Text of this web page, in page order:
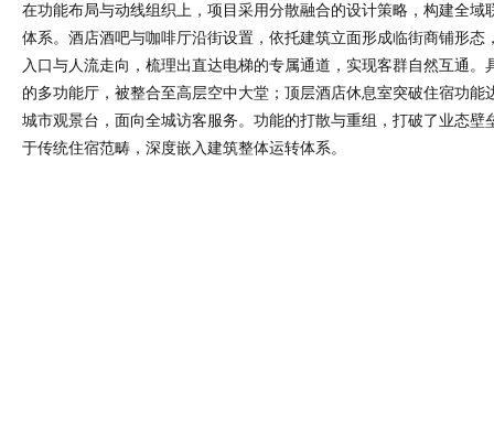
在功能布局与动线组织上，项目采用分散融合的设计策略，构建全域
体系。酒店酒吧与咖啡厅沿街设置，依托建筑立面形成临街商铺形态
入口与人流走向，梳理出直达电梯的专属通道，实现客群自然互通。
的多功能厅，被整合至高层空中大堂；顶层酒店休息室突破住宿功能
城市观景台，面向全城访客服务。功能的打散与重组，打破了业态壁
于传统住宿范畴，深度嵌入建筑整体运转体系。